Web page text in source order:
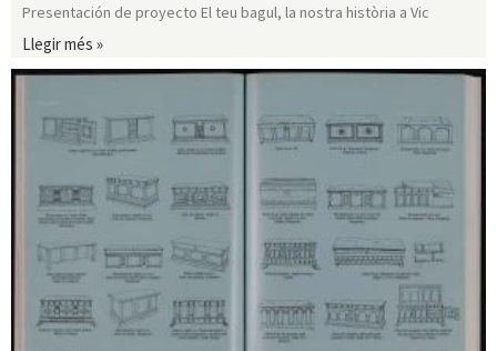
Presentación de proyecto El teu bagul, la nostra història a Vic
Llegir més »